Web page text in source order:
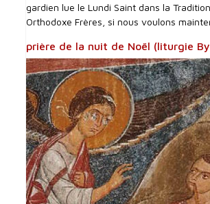
gardien lue le Lundi Saint dans la
Orthodoxe Frères, si nous voulons
prière de la nuit de Noël (liturgie